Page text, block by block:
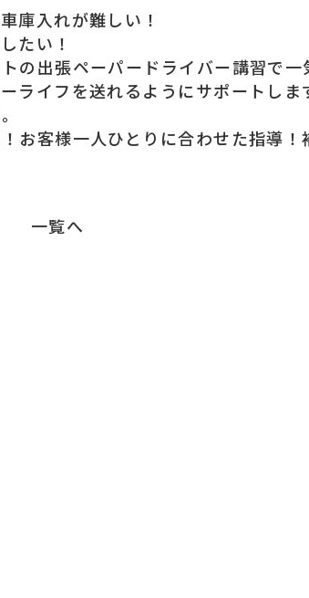
庫入れが難しい！
たい！
の出張ペーパードライバー講習で一
ライフを送れるようにサポートしま
お客様一人ひとりに合わせた指導！
一覧へ